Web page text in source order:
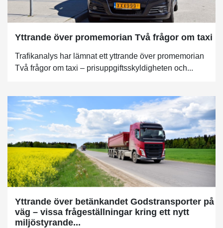
Yttrande över promemorian Två frågor om taxi
Trafikanalys har lämnat ett yttrande över promemorian
Två frågor om taxi – prisuppgiftsskyldigheten och...
Yttrande över betänkandet Godstransporter på
väg – vissa frågeställningar kring ett nytt
miljöstyrande...